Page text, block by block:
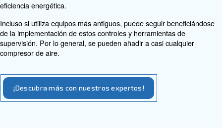
Herramientas de supervisión
Uno de los mayores avances para casi todas las
en la industria es la tecnología de fábrica inteligente.
nuestra innovación continua en compresores de aire,